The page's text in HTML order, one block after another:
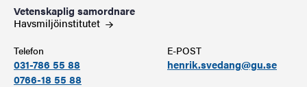
Vetenskaplig samordnare
Havsmiljöinstitutet
Telefon
031-786 55 88
0766-18 55 88
E-POST
henrik.svedang@gu.se